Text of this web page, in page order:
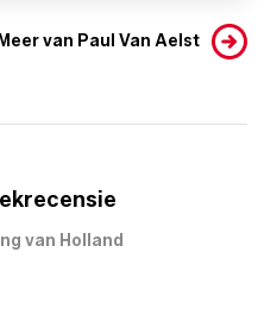
Meer van Paul Van Aelst
van Holland